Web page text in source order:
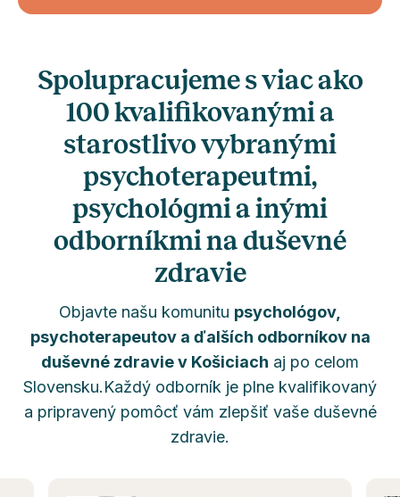
Spolupracujeme s viac ako
100 kvalifikovanými a
starostlivo vybranými
psychoterapeutmi,
psychológmi a inými
odborníkmi na duševné
zdravie
Objavte našu komunitu psychológov,
psychoterapeutov a ďalších odborníkov na
duševné zdravie v Košiciach aj po celom
Slovensku.Každý odborník je plne kvalifikovaný
a pripravený pomôcť vám zlepšiť vaše duševné
zdravie.